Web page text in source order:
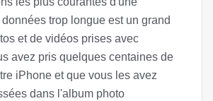
trop longue est un grand
et de vidéos prises avec
avez pris quelques centaines de
iPhone et que vous les avez
dans l'album photo